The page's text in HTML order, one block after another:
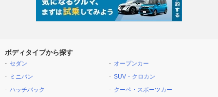
ボディタイプから探す
セダン
ミニバン
ハッチバック
オープンカー
SUV・クロカン
クーペ・スポーツカー